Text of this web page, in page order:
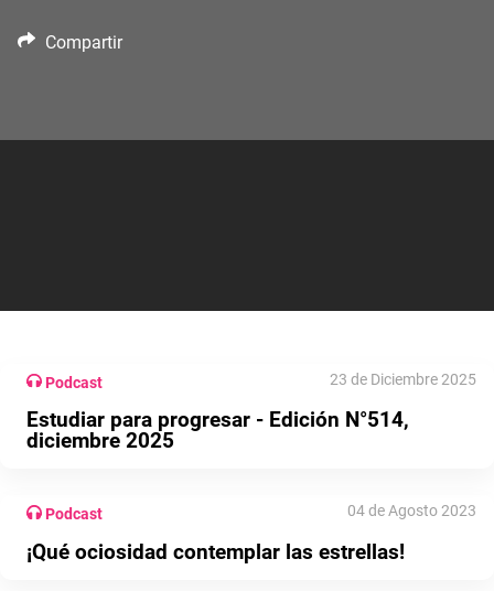
Compartir
Podcast 23 de Diciembre 2025
Estudiar para progresar - Edición N°514,
diciembre 2025
Podcast 04 de Agosto 2023
¡Qué ociosidad contemplar las estrellas!